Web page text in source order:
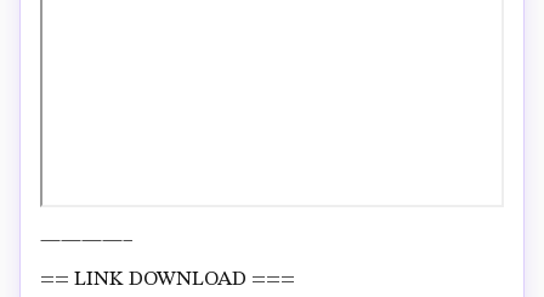
————–
== LINK DOWNLOAD ===